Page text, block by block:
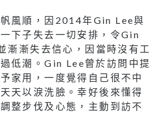
風順，因2014年Gin Lee與
下子失去一切安排，令Gin
漸漸失去信心，因當時沒有工
低潮。Gin Lee曾於訪問中提
家用，一度覺得自己很不中
天以淚洗臉。幸好後來懂得
整步伐及心態，主動到訪不